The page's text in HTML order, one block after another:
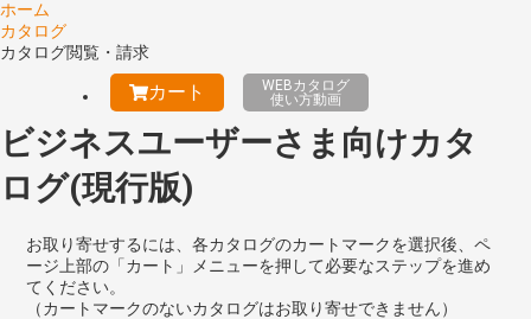
ホーム
カタログ
カタログ閲覧・請求
カート
WEBカタログ
使い方動画
ビジネスユーザーさま向けカタ
ログ(現行版)
お取り寄せするには、各カタログのカートマークを選択後、ペ
ージ上部の「カート」メニューを押して必要なステップを進め
てください。
（カートマークのないカタログはお取り寄せできません）